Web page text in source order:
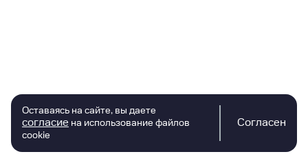
Оставаясь на сайте, вы даете
согласие на использование файлов
cookie
Согласен